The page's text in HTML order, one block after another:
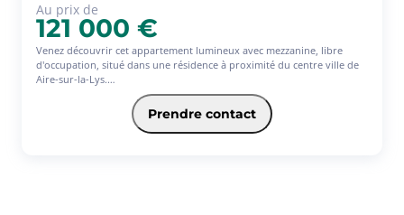
Au prix de
121 000 €
Venez découvrir cet appartement lumineux avec mezzanine, libre
d'occupation, situé dans une résidence à proximité du centre ville de
Aire-sur-la-Lys.
L'appartement est en bon état, comprenant deux chambres deux
salles de bain, un séjour spacieux et une cuisine meublée.
Laissez vous tenter par une visite !
Prendre contact